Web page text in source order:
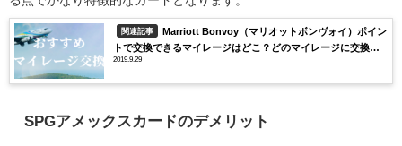
関連記事
Marriott Bonvoy（マリオットボンヴォイ）ポイン
トで交換できるマイレージはどこ？どのマイレージに交換す
るのがお得？
2019.9.29
SPGアメックスカードのデメリット